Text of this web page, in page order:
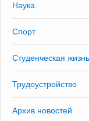
Наука
Спорт
Студенческая жизнь
Трудоустройство
Архив новостей